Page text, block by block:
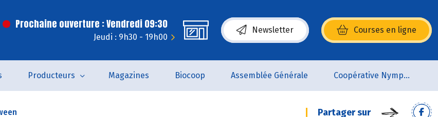
Prochaine ouverture : Vendredi 09:30
Jeudi : 9h30 - 19h00
Newsletter Courses en ligne
(s’ouvre dans une nouvelle fenêtre)
Producteurs Magazines Biocoop Assemblée Générale Coopérative Nymphéa
Partager sur